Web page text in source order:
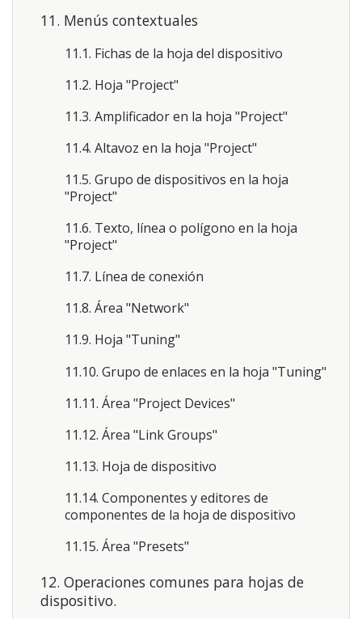
11. Menús contextuales
11.1. Fichas de la hoja del dispositivo
11.2. Hoja "Project"
11.3. Amplificador en la hoja "Project"
11.4. Altavoz en la hoja "Project"
11.5. Grupo de dispositivos en la hoja
"Project"
11.6. Texto, línea o polígono en la hoja
"Project"
11.7. Línea de conexión
11.8. Área "Network"
11.9. Hoja "Tuning"
11.10. Grupo de enlaces en la hoja "Tuning"
11.11. Área "Project Devices"
11.12. Área "Link Groups"
11.13. Hoja de dispositivo
11.14. Componentes y editores de
componentes de la hoja de dispositivo
11.15. Área "Presets"
12. Operaciones comunes para hojas de
dispositivo.